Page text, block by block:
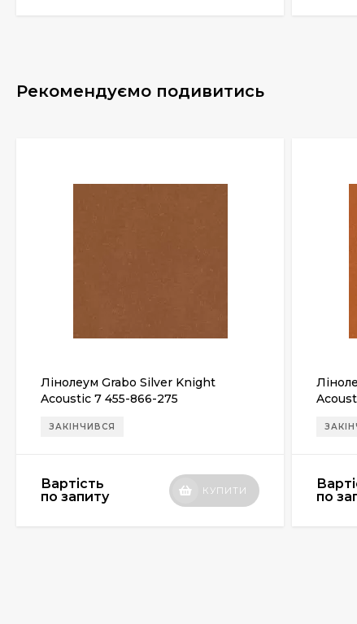
Рекомендуємо подивитись
Лінолеум Grabo Silver Knight
Acoustic 7 455-866-275
ЗАКІНЧИВСЯ
Вартість
по запиту
КУПИТИ
по